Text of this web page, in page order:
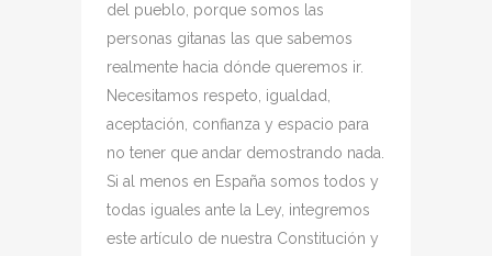
del pueblo, porque somos las
personas gitanas las que sabemos
realmente hacia dónde queremos ir.
Necesitamos respeto, igualdad,
aceptación, confianza y espacio para
no tener que andar demostrando nada.
Si al menos en España somos todos y
todas iguales ante la Ley, integremos
este artículo de nuestra Constitución y